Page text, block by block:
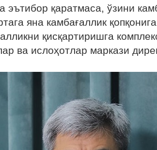
эътибор қаратмаса, ўзини
яна камбағаллик
қисқартиришга
ва ислоҳотлар маркази